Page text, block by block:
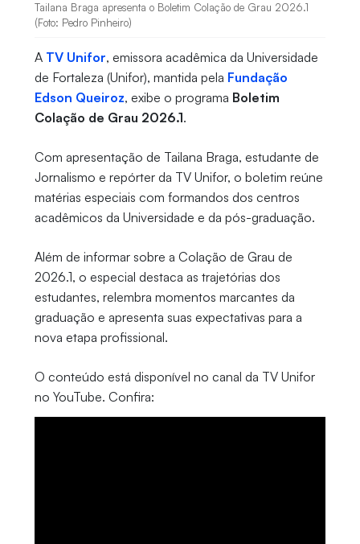
Tailana Braga apresenta o Boletim Colação de Grau 2026.1
(Foto: Pedro Pinheiro)
A TV Unifor, emissora acadêmica da Universidade
de Fortaleza (Unifor), mantida pela Fundação
Edson Queiroz, exibe o programa Boletim
Colação de Grau 2026.1.
Com apresentação de Tailana Braga, estudante de
Jornalismo e repórter da TV Unifor, o boletim reúne
matérias especiais com formandos dos centros
acadêmicos da Universidade e da pós-graduação.
Além de informar sobre a Colação de Grau de
2026.1, o especial destaca as trajetórias dos
estudantes, relembra momentos marcantes da
graduação e apresenta suas expectativas para a
nova etapa profissional.
O conteúdo está disponível no canal da TV Unifor
no YouTube. Confira: